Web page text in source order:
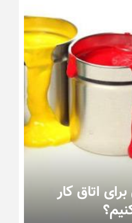
اتاق کار